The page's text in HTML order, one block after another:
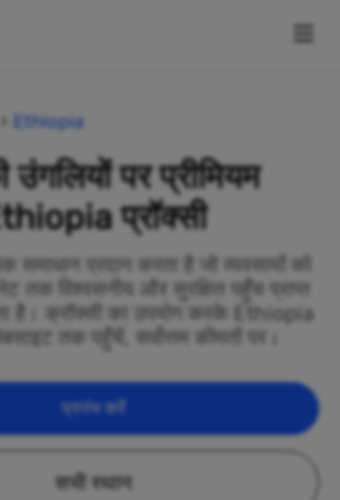
Ethiopia
पर प्रीमियम
प्रॉक्सी
समाधान प्रदान करता है जो व्यवसायों को
तक विश्वसनीय और सुरक्षित पहुँच प्राप्त
है। क्रॉक्सी का उपयोग करके Ethiopia
तक पहुँचें, सर्वोत्तम कीमतों पर।
प्रारंभ करें
सभी स्थान